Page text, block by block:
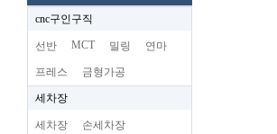
cnc구인구직
선반 MCT 밀링 연마
프레스 금형가공
세차장
세차장 손세차장